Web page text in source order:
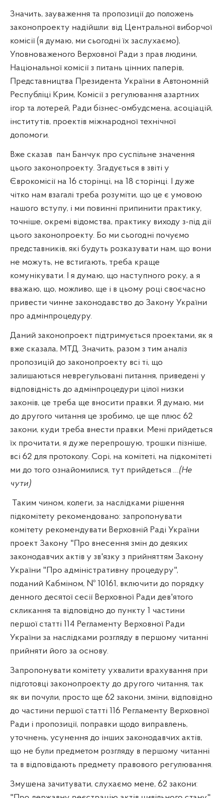
Значить, зауваження та пропозиції до положень
законопроекту надійшли: від Центральної виборчої
комісії (я думаю, ми сьогодні їх заслухаємо),
Уповноваженого Верховної Ради з прав людини,
Національної комісії з питань цінних паперів,
Представництва Президента України в Автономній
Республіці Крим, Комісії з регулювання азартних
ігор та лотерей, Ради бізнес-омбудсмена, асоціацій,
інститутів, проектів міжнародної технічної
допомоги.
Вже сказав пан Банчук про суспільне значення
цього законопроекту. Згадується в звіті у
Єврокомісії на 16 сторінці, на 18 сторінці. І дуже
чітко нам взагалі треба розуміти, що це є умовою
нашого вступу, і ми повинні припинити практику,
точніше, окремі відомства, практику виходу з-під дії
цього законопроекту. Бо ми сьогодні почуємо
представників, які будуть розказувати нам, що вони
не можуть, не встигають, треба краще
комунікувати. І я думаю, що наступного року, а я
вважаю, що, можливо, ще і в цьому році своєчасно
привести чинне законодавство до Закону України
про адмінпроцедуру.
Даний законопроект підтримується проектами, як я
вже сказала, МТД. Значить, разом з тим аналіз
пропозицій до законопроекту всі ті, що
залишаються неврегульовані питання, приведені у
відповідність до адмінпроцедури цілої низки
законів, це треба ще вносити правки. Я думаю, ми
до другого читання це зробимо, це ще плюс 62
закони, куди треба внести правки. Мені прийдеться
їх прочитати, я дуже перепрошую, трошки пізніше,
всі 62 для протоколу. Сорі, на комітеті, на підкомітеті
ми до того ознайомилися, тут прийдеться …(Не
чути)
Таким чином, колеги, за наслідками рішення
підкомітету рекомендовано: запропонувати
комітету рекомендувати Верховній Раді України
проект Закону "Про внесення змін до деяких
законодавчих актів у зв'язку з прийняттям Закону
України "Про адміністративну процедуру",
поданий Кабміном, № 10161, включити до порядку
денного десятої сесії Верховної Ради дев'ятого
скликання та відповідно до пункту 1 частини
першої статті 114 Регламенту Верховної Ради
України за наслідками розгляду в першому читанні
прийняти його за основу.
Запропонувати комітету ухвалити врахування при
підготовці законопроекту до другого читання, так
як ви почули, просто ще 62 закони, зміни, відповідно
до частини першої статті 116 Регламенту Верховної
Ради і пропозиції, поправки щодо виправлень,
уточнень, усунення до інших законодавчих актів,
що не були предметом розгляду в першому читанні
та в відповідають предмету правового регулювання.
Змушена зачитувати, слухаємо мене, 62 закони: